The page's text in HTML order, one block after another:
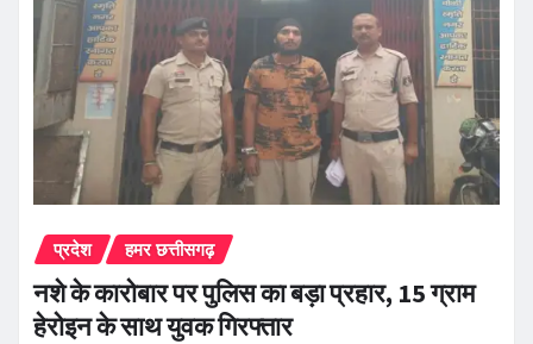
प्रदेश हमर छत्तीसगढ़
नशे के कारोबार पर पुलिस का बड़ा प्रहार, 15 ग्राम
हेरोइन के साथ युवक गिरफ्तार